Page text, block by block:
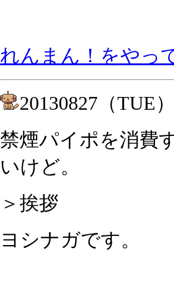
れんまん！をやっ
20130827（TUE
禁煙パイポを消費
いけど。
＞挨拶
ヨシナガです。